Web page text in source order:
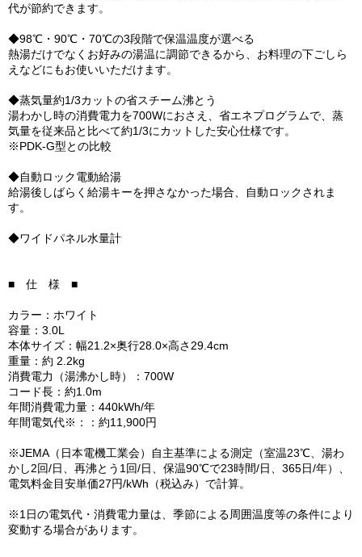
代が節約できます。
◆98℃・90℃・70℃の3段階で保温温度が選べる
熱湯だけでなくお好みの湯温に調節できるから、お料理の下ごしら
えなどにもお使いいただけます。
◆蒸気量約1/3カットの省スチーム沸とう
湯わかし時の消費電力を700Wにおさえ、省エネプログラムで、蒸
気量を従来品と比べて約1/3にカットした安心仕様です。
※PDK-G型との比較
◆自動ロック電動給湯
給湯後しばらく給湯キーを押さなかった場合、自動ロックされま
す。
◆ワイドパネル水量計
■ 仕 様 ■
カラー：ホワイト
容量：3.0L
本体サイズ：幅21.2×奥行28.0×高さ29.4cm
重量：約 2.2kg
消費電力（湯沸かし時）：700W
コード長：約1.0m
年間消費電力量：440kWh/年
年間電気代※：：約11,900円
※JEMA（日本電機工業会）自主基準による測定（室温23℃、湯わ
かし2回/日、再沸とう1回/日、保温90℃で23時間/日、365日/年）、
電気料金目安単価27円/kWh（税込み）で計算。
※1日の電気代・消費電力量は、季節による周囲温度等の条件により
変動する場合があります。